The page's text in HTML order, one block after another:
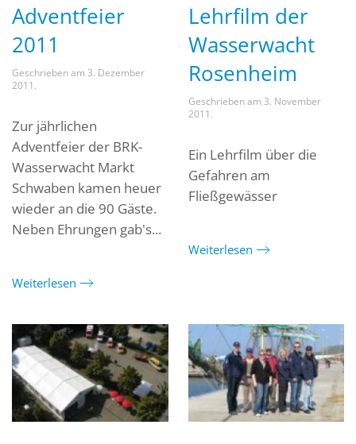
Adventfeier
2011
Geschrieben am 3. Dezember
2011 .
Zur jährlichen
Adventfeier der BRK-
Wasserwacht Markt
Schwaben kamen heuer
wieder an die 90 Gäste.
Neben Ehrungen gab's...
Weiterlesen
Lehrfilm der
Wasserwacht
Rosenheim
Geschrieben am 3. November
2011 .
Ein Lehrfilm über die
Gefahren am
Fließgewässer
Weiterlesen